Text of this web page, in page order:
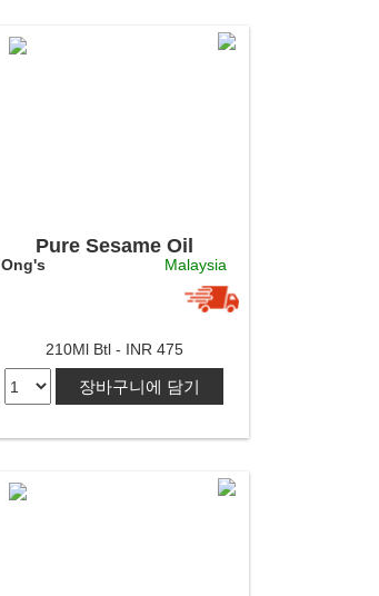
Pure Sesame Oil
Ong's Malaysia
210Ml Btl - INR 475
장바구니에 담기